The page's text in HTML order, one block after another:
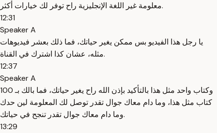
معلومة غير اللغة الإنجليزية راح توفر لك خيارات أكثر.
12:31
Speaker A
يا رجل هذا الفيديو بس ممكن يغير حياتك، فما ذلك بعشر فيديوهات
مثله، عشان كذا اشترك في القناة.
12:37
Speaker A
وكتاب واحد مثل هذا بالتأكيد بإذن الله راح يغير حياتك، فما بالك بـ 100
كتاب مثل هذا، وما دام معاك جوال تقدر توصل لك المعلومة لين حدك
وما دام معاك جوال تقدر تنجح في حياتك.
13:29